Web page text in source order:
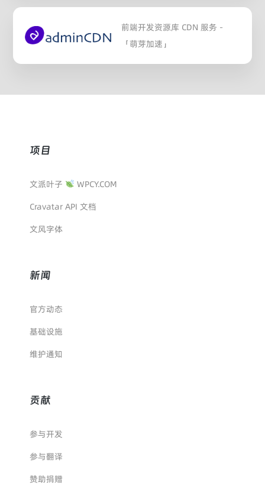
前端开发资源库 CDN 服务 -
「萌芽加速」
项目
文派叶子
WPCY.COM
Cravatar API 文档
文风字体
新闻
官方动态
基础设施
维护通知
贡献
参与开发
参与翻译
赞助捐赠